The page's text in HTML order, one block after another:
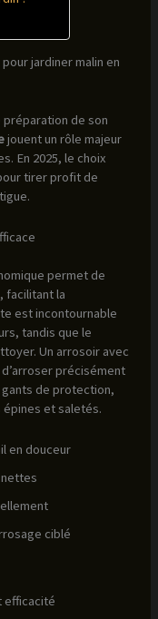
jardiner malin en
préparation de son
jouent un rôle majeur
En 2025, le choix
tirer profit de
permet de
facilitant la
est incontournable
tandis que le
Un arrosoir avec
précisément
gants de protection,
et saletés.
en douceur
ciblé
efficacité